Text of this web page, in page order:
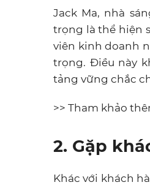
Jack Ma, nhà
trọng là thể hiện
viên kinh doanh
trọng. Điều này
tảng vững chắc
>> Tham khảo
2. Gặp
Khác với khách